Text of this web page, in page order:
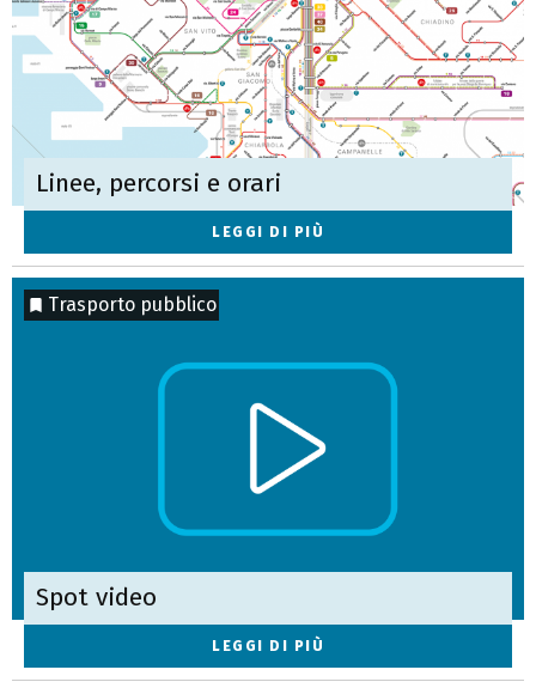
Linee, percorsi e orari
LEGGI DI PIÙ
Trasporto pubblico
Spot video
LEGGI DI PIÙ